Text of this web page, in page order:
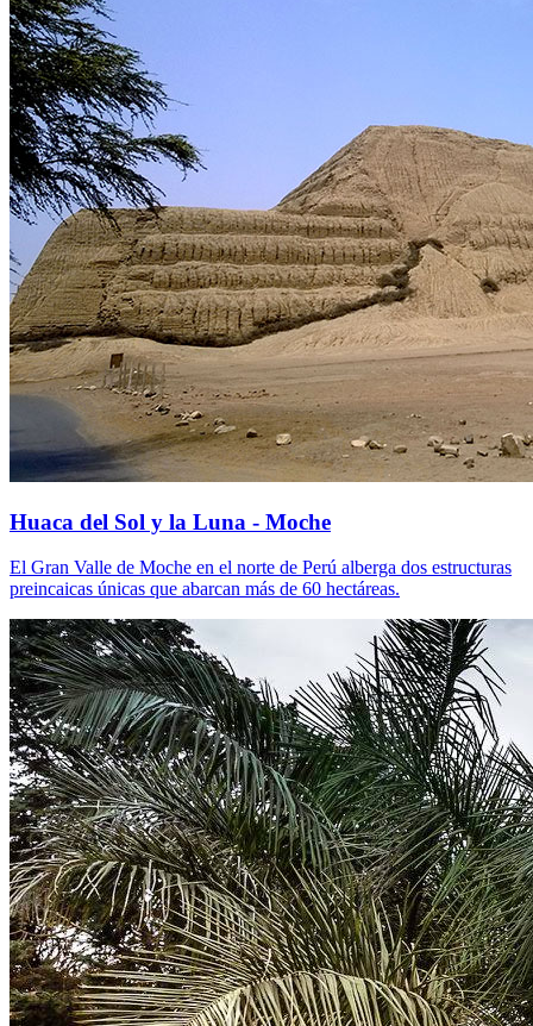
Huaca del Sol y la Luna - Moche
El Gran Valle de Moche en el norte de Perú alberga dos estructuras
preincaicas únicas que abarcan más de 60 hectáreas.